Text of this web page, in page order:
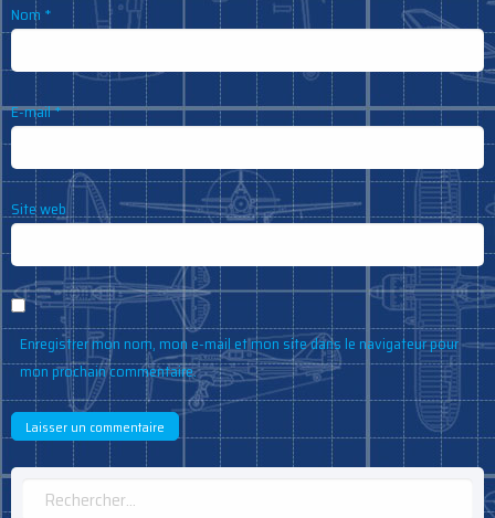
Nom *
E-mail*
Site web
Enregistrer mon nom, mon e-mail et mon site dans le navigateur pour
mon prochain commentaire.
Rechercher :